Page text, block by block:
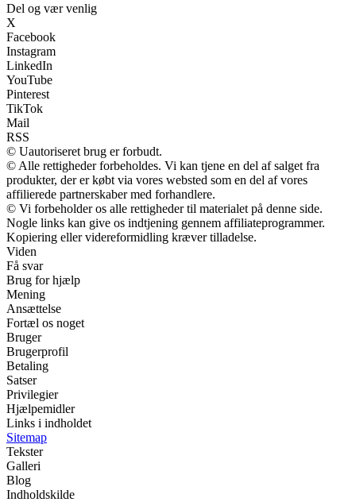
Del og vær venlig
X
Facebook
Instagram
LinkedIn
YouTube
Pinterest
TikTok
Mail
RSS
© Uautoriseret brug er forbudt.
© Alle rettigheder forbeholdes. Vi kan tjene en del af salget fra
produkter, der er købt via vores websted som en del af vores
affilierede partnerskaber med forhandlere.
© Vi forbeholder os alle rettigheder til materialet på denne side.
Nogle links kan give os indtjening gennem affiliateprogrammer.
Kopiering eller videreformidling kræver tilladelse.
Viden
Få svar
Brug for hjælp
Mening
Ansættelse
Fortæl os noget
Bruger
Brugerprofil
Betaling
Satser
Privilegier
Hjælpemidler
Links i indholdet
Sitemap
Tekster
Galleri
Blog
Indholdskilde